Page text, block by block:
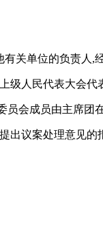
关单位的负责人,
级人民代表大会代
会成员由主席团
议案处理意见的